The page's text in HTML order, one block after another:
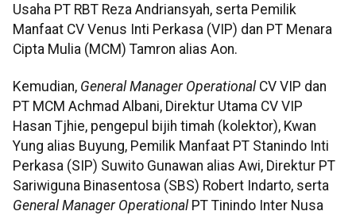
Usaha PT RBT Reza Andriansyah, serta Pemilik
Manfaat CV Venus Inti Perkasa (VIP) dan PT Menara
Cipta Mulia (MCM) Tamron alias Aon.
Kemudian, General Manager Operational CV VIP dan
PT MCM Achmad Albani, Direktur Utama CV VIP
Hasan Tjhie, pengepul bijih timah (kolektor), Kwan
Yung alias Buyung, Pemilik Manfaat PT Stanindo Inti
Perkasa (SIP) Suwito Gunawan alias Awi, Direktur PT
Sariwiguna Binasentosa (SBS) Robert Indarto, serta
General Manager Operational PT Tinindo Inter Nusa